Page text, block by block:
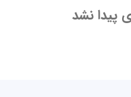
پیدا نشد